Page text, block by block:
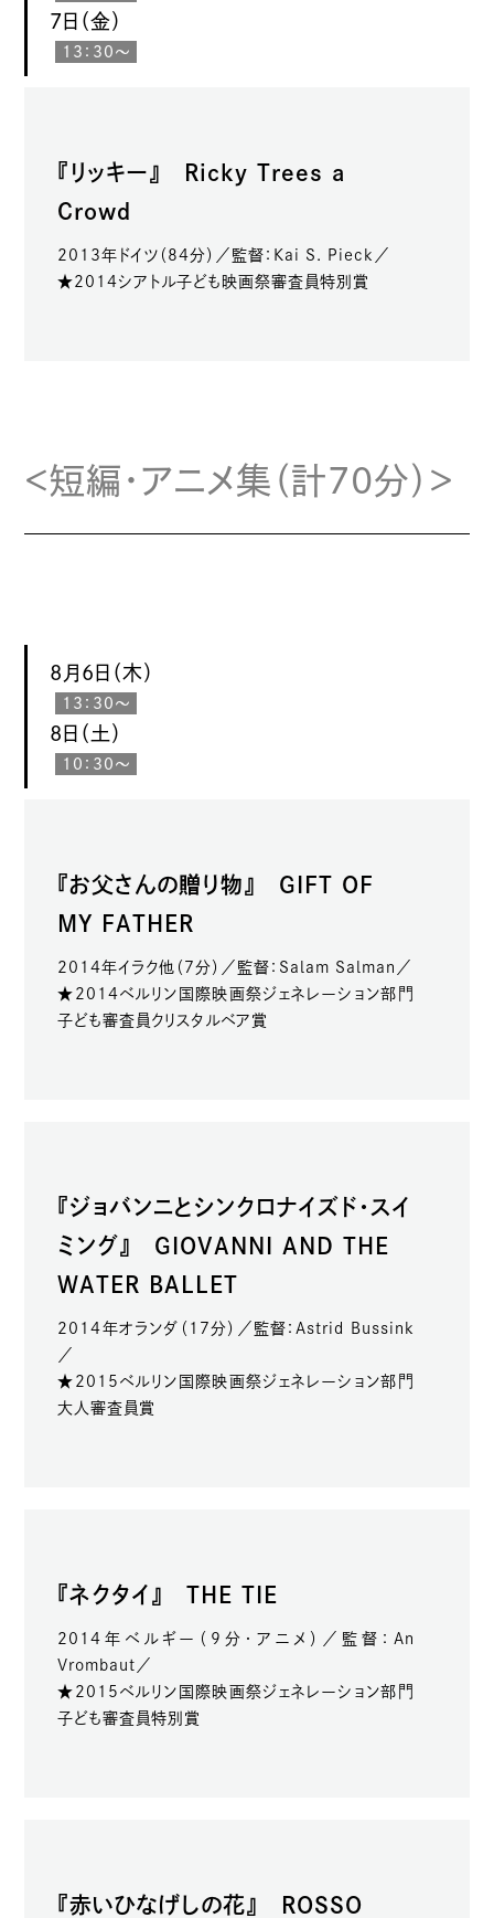
7日（金）
13：30～
『リッキー』 Ricky Trees a
Crowd
2013年ドイツ（84分）／監督：Kai S. Pieck／
★2014シアトル子ども映画祭審査員特別賞
＜短編・アニメ集（計70分）＞
8月6日（木）
13：30～
8日（土）
10：30～
『お父さんの贈り物』 GIFT OF
MY FATHER
2014年イラク他（7分）／監督：Salam Salman／
★2014ベルリン国際映画祭ジェネレーション部門
子ども審査員クリスタルベア賞
『ジョバンニとシンクロナイズド・スイ
ミング』
GIOVANNI AND THE
WATER BALLET
2014年オランダ（17分）／監督：Astrid Bussink
／
★2015ベルリン国際映画祭ジェネレーション部門
大人審査員賞
『ネクタイ』 THE TIE
2014年ベルギー（9分・アニメ）／監督：An
Vrombaut／
★2015ベルリン国際映画祭ジェネレーション部門
子ども審査員特別賞
『赤いひなげしの花』 ROSSO